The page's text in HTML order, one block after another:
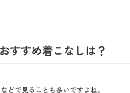
すすめ着こなしは？
どで見ることも多いですよね。